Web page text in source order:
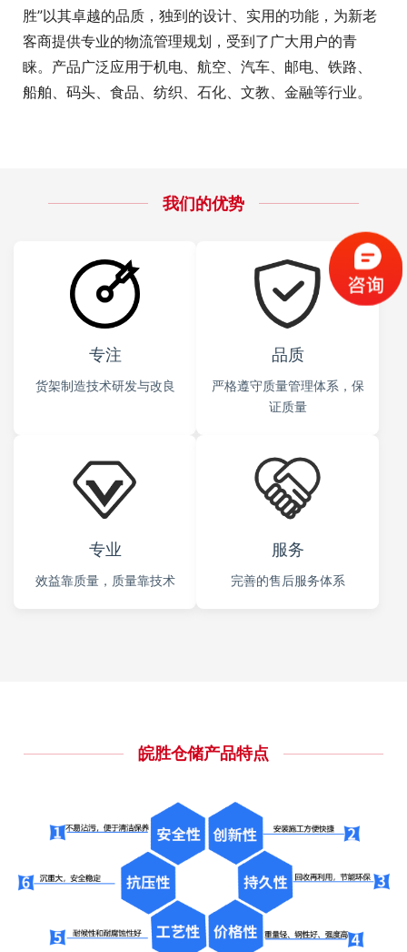
胜”以其卓越的品质，独到的设计、实用的功能，为新老
客商提供专业的物流管理规划，受到了广大用户的青
睐。产品广泛应用于机电、航空、汽车、邮电、铁路、
船舶、码头、食品、纺织、石化、文教、金融等行业。
我们的优势
专注
货架制造技术研发与改良
品质
严格遵守质量管理体系，保
证质量
专业
效益靠质量，质量靠技术
服务
完善的售后服务体系
皖胜仓储产品特点